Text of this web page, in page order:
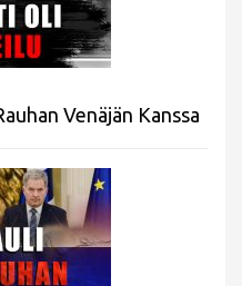
Venäjän Kanssa